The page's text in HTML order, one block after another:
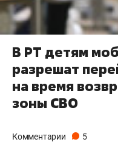
В РТ детям
разрешат
на время
зоны СВО
Комментарии 5